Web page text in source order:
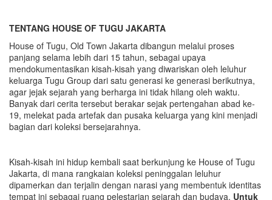
TENTANG HOUSE OF TUGU JAKARTA
House of Tugu, Old Town Jakarta dibangun melalui proses
panjang selama lebih dari 15 tahun, sebagai upaya
mendokumentasikan kisah-kisah yang diwariskan oleh leluhur
keluarga Tugu Group dari satu generasi ke generasi berikutnya,
agar jejak sejarah yang berharga ini tidak hilang oleh waktu.
Banyak dari cerita tersebut berakar sejak pertengahan abad ke-
19, melekat pada artefak dan pusaka keluarga yang kini menjadi
bagian dari koleksi bersejarahnya.
Kisah-kisah ini hidup kembali saat berkunjung ke House of Tugu
Jakarta, di mana rangkaian koleksi peninggalan leluhur
dipamerkan dan terjalin dengan narasi yang membentuk identitas
tempat ini sebagai ruang pelestarian sejarah dan budaya. Untuk